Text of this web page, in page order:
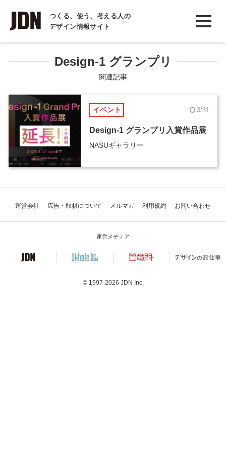
つくる、使う、考える人の
デザイン情報サイト
INTERVIEW
インタビュー
REPORT
COLUMN
コラム
Design-1 グランプリ
関連記事
イベント 3/31
Design-1 グランプリ入賞作品展
NASUギャラリー
運営会社 広告・取材について メルマガ 利用規約 お問い合わせ
運営メディア
© 1997-2026 JDN Inc.